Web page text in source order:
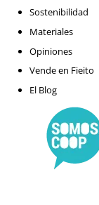
Sostenibilidad
Materiales
Opiniones
Vende en Fieito
El Blog